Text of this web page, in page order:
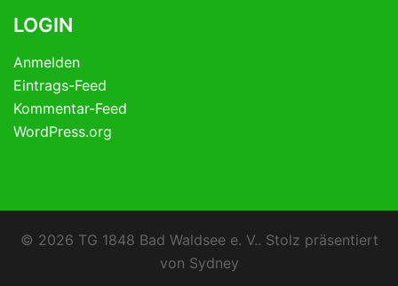
LOGIN
Anmelden
Eintrags-Feed
Kommentar-Feed
WordPress.org
© 2026 TG 1848 Bad Waldsee e. V.. Stolz präsentiert
von Sydney